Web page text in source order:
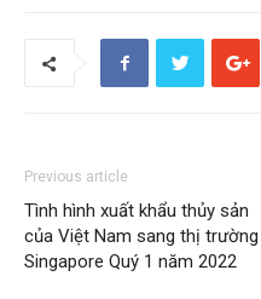
Previous article
Tình hình xuất khẩu thủy sản
của Việt Nam sang thị trường
Singapore Quý 1 năm 2022